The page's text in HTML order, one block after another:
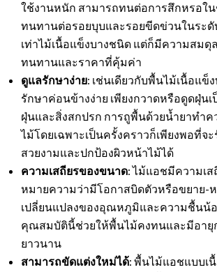
ใช้งานหนัก สามารถทนต่อการสึกหรอใ
ทนทานต่อรอยบุบและรอยขีดข่วนในระดั
เท่าไม้เนื้อแข็งบางชนิด แต่ก็มีความสมดุ
ทนทานและราคาที่คุ้มค่า
ดูแลรักษาง่าย: เช่นเดียวกับพื้นไม้เนื้อแข็
รักษาค่อนข้างง่าย เพียงกวาดหรือดูดฝุ่น
ฝุ่นและสิ่งสกปรก การถูพื้นด้วยน้ำยาทำ
ไม้โดยเฉพาะเป็นครั้งคราวก็เพียงพอที่จ
สวยงามและปกป้องผิวหน้าไม้ได้
ความเสถียรของขนาด: ไม้แอชมีความเ
หมายความว่ามีโอกาสบิดตัวหรือขยาย-
เปลี่ยนแปลงของอุณหภูมิและความชื้นน้
คุณสมบัตินี้ช่วยให้พื้นไม้คงทนและมีอายุ
ยาวนาน
สามารถขัดแต่งใหม่ได้: พื้นไม้แอชแบบเ